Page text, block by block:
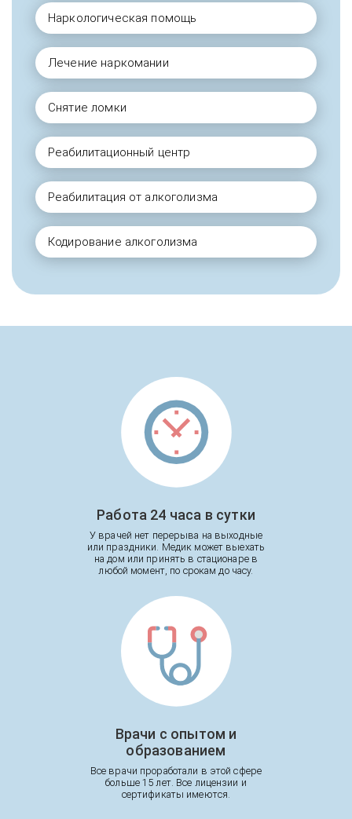
Наркологическая помощь
Лечение наркомании
Снятие ломки
Реабилитационный центр
Реабилитация от алкоголизма
Кодирование алкоголизма
Работа 24 часа в сутки
У врачей нет перерыва на выходные
или праздники. Медик может выехать
на дом или принять в стационаре в
любой момент, по срокам до часу.
Врачи с опытом и
образованием
Все врачи проработали в этой сфере
больше 15 лет. Все лицензии и
сертификаты имеются.